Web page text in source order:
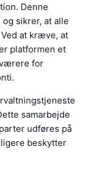
Denne
sikrer, at alle
at kræve, at
platformen et
for
samarbejde
udføres på
beskytter